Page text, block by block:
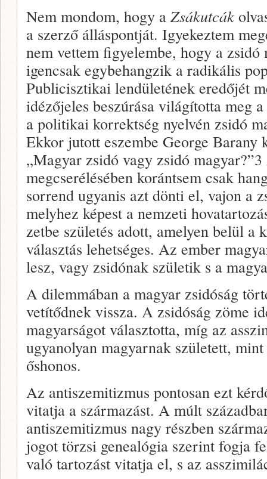
Nem mondom, hogy a Zsákutcák
a szerző állás­pontját. Igyekeztem
nem vettem figyelembe, hogy a
igencsak egybehangzik a radikális
Publicisztikai lendületének eredőjét
idézőjeles beszúrása világította meg a
a politi­kai korrektség nyelvén zsidó
Ekkor jutott eszembe George Barany
„Magyar zsidó vagy zsidó
megcserélésében korántsem csak
sorrend ugyanis azt dönti el, vajon a
melyhez képest a nem­zeti
zetbe születés adott, amelyen belül a
választás lehetséges. Az ember
lesz, vagy zsidónak születik s a
A dilemmában a magyar zsidóság
vetítődnek vissza. A zsidóság zöme
magyarságot választotta, míg az
ugyanolyan magyarnak született,
őshonos.
Az antiszemitizmus pontosan ezt
vitatja a szár­mazást. A múlt
antiszemitizmus nagy rész­ben
jogot törzsi genealógia szerint fogja
való tartozást vitatja el, s az